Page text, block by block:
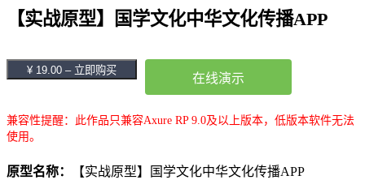
【实战原型】国学文化中华文化传播APP
¥ 19.00 – 立即购买
在线演示
兼容性提醒：此作品只兼容Axure RP 9.0及以上版本，低版本软件无法
使用。
原型名称：
【实战原型】国学文化中华文化传播APP